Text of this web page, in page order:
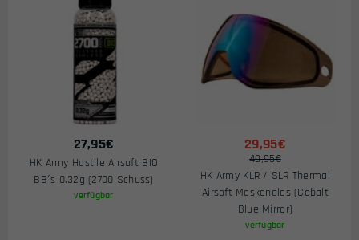
27,95€
HK Army Hostile Airsoft BIO
BB´s 0.32g (2700 Schuss)
verfügbar
29,95€
49,95€
HK Army KLR / SLR Thermal
Airsoft Maskenglas (Cobalt
Blue Mirror)
verfügbar